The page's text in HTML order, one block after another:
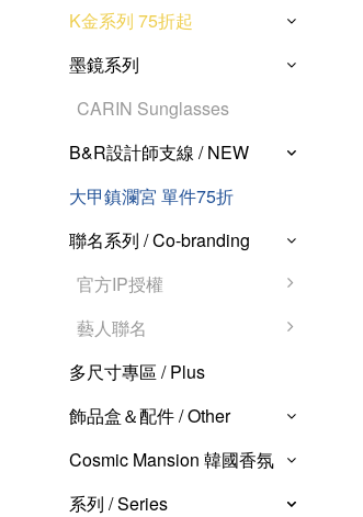
K金系列 75折起
墨鏡系列
CARIN Sunglasses
B&R設計師支線 / NEW
大甲鎮瀾宮 單件75折
聯名系列 / Co-branding
官方IP授權
藝人聯名
多尺寸專區 / Plus
飾品盒＆配件 / Other
Cosmic Mansion 韓國香氛
系列 / Series